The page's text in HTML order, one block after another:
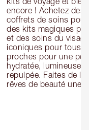
encore ! Achetez des
coffrets de soins
des kits magiques
et des soins du visage
iconiques pour tous
proches pour une
hydratée, lumineuse
repulpée. Faites de
rêves de beauté une